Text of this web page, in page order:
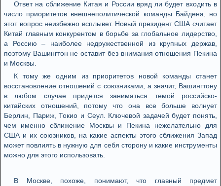
Ответ на сближение Китая и России вряд ли будет входить в
число приоритетов внешнеполитической команды Байдена, но
этот вопрос неизбежно всплывет. Новый президент США считает
Китай главным конкурентом в борьбе за глобальное лидерство,
а Россию – наиболее недружественной из крупных держав,
поэтому Вашингтон не оставит без внимания отношения Пекина
и Москвы.
К тому же одним из приоритетов новой команды станет
восстановление отношений с союзниками, а значит, Вашингтону
в любом случае придется заниматься темой российско-
китайских отношений, потому что она все больше волнует
Берлин, Париж, Токио и Сеул. Ключевой задачей будет понять,
чем именно сближение Москвы и Пекина нежелательно для
США и их союзников, на какие аспекты этого сближения Запад
может повлиять в нужную для себя сторону и какие инструменты
можно для этого использовать.
В Москве, похоже, понимают, что главный предмет